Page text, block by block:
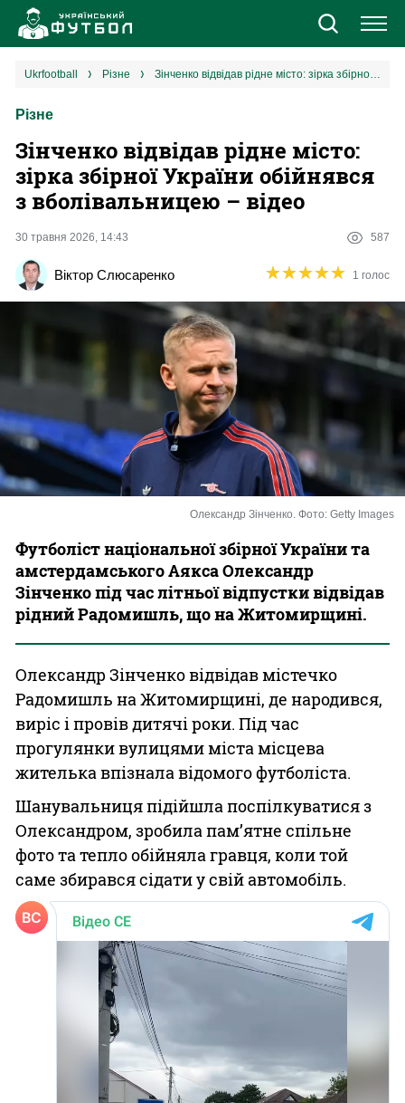
Новини
Єврокубки
УПЛ
2 ліга
Різне
Букмекери
Казино
ukrfootball різне Зінченко відвідав рідне місто: зірка збірної України обійнявся з вболівальницею – відео
Різне
Зінченко відвідав рідне місто:
зірка збірної України обійнявся
з вболівальницею – відео
30 травня 2026, 14:43 587
Віктор Слюсаренко ★★★★★
★★★★★ 1 голос
Олександр Зінченко. Фото: Getty Images
Футболіст національної збірної України та
амстердамського Аякса Олександр
Зінченко під час літньої відпустки відвідав
рідний Радомишль, що на Житомирщині.
Олександр Зінченко відвідав містечко
Радомишль на Житомирщині, де народився,
виріс і провів дитячі роки. Під час
прогулянки вулицями міста місцева
жителька впізнала відомого футболіста.
Шанувальниця підійшла поспілкуватися з
Олександром, зробила пам’ятне спільне
фото та тепло обійняла гравця, коли той
саме збирався сідати у свій автомобіль.